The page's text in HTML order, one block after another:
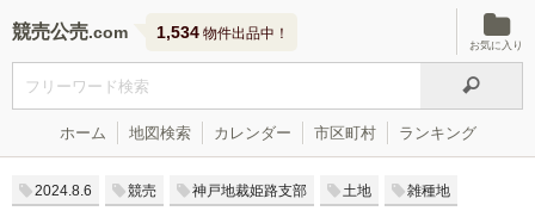
競売公売 1,534 物件出品中！
お気に入り
ホーム 地図検索 カレンダー 市区町村 ランキング
2024.8.6 競売 神戸地裁姫路支部 土地 雑種地